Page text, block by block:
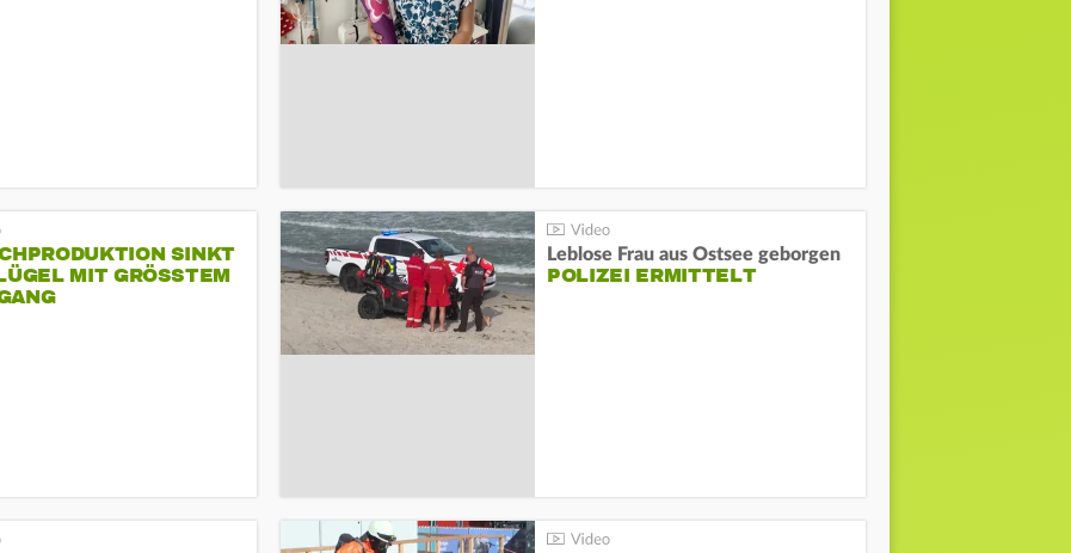
SINKT
MIT GRÖSSTEM R
Leblose Frau aus Ostsee geborgen
POLIZEI ERMITTELT